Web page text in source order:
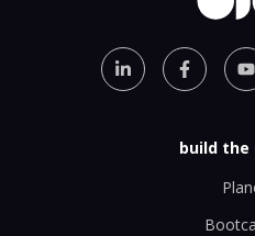
build the